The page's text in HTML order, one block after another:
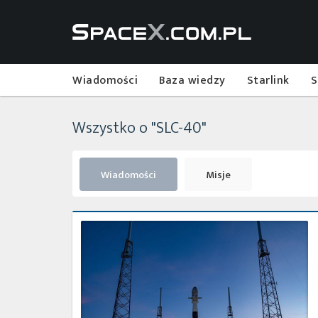
Wiadomości Baza wiedzy Starlink
Wszystko o "SLC-40"
Wiadomości Misje
Start
misją
Turksat